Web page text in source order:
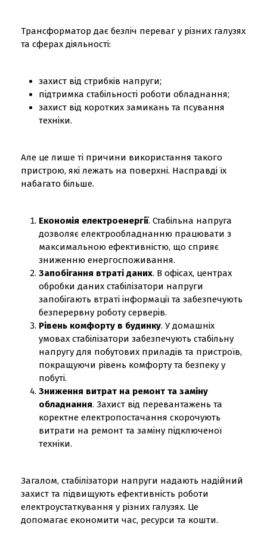
Трансформатор дає безліч переваг у різних галузях
та сферах діяльності:
захист від стрибків напруги;
підтримка стабільності роботи обладнання;
захист від коротких замикань та псування
техніки.
Але це лише ті причини використання такого
пристрою, які лежать на поверхні. Насправді їх
набагато більше.
Економія електроенергії. Стабільна напруга
дозволяє електрообладнанню працювати з
максимальною ефективністю, що сприяє
зниженню енергоспоживання.
Запобігання втраті даних. В офісах, центрах
обробки даних стабілізатори напруги
запобігають втраті інформації та забезпечують
безперервну роботу серверів.
Рівень комфорту в будинку. У домашніх
умовах стабілізатори забезпечують стабільну
напругу для побутових приладів та пристроїв,
покращуючи рівень комфорту та безпеку у
побуті.
Зниження витрат на ремонт та заміну
обладнання. Захист від перевантажень та
коректне електропостачання скорочують
витрати на ремонт та заміну підключеної
техніки.
Загалом, стабілізатори напруги надають надійний
захист та підвищують ефективність роботи
електроустаткування у різних галузях. Це
допомагає економити час, ресурси та кошти.